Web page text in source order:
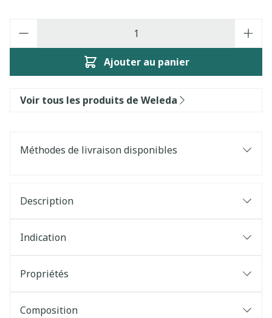
Ajouter au panier
Voir tous les produits de Weleda
Méthodes de livraison disponibles
Description
Indication
Propriétés
Composition